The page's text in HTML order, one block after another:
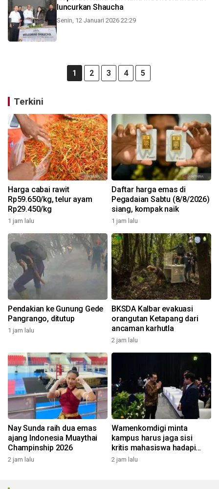
luncurkan Shaucha
Senin, 12 Januari 2026 22:29
1 2 3 4 5
Terkini
Harga cabai rawit
Rp59.650/kg, telur ayam
Rp29.450/kg
1 jam lalu
Daftar harga emas di
Pegadaian Sabtu (8/8/2026)
siang, kompak naik
1 jam lalu
Pendakian ke Gunung Gede
Pangrango, ditutup
1 jam lalu
BKSDA Kalbar evakuasi
orangutan Ketapang dari
ancaman karhutla
2 jam lalu
Nay Sunda raih dua emas
ajang Indonesia Muaythai
Champinship 2026
2 jam lalu
Wamenkomdigi minta
kampus harus jaga sisi
kritis mahasiswa hadapi
Gen AI
2 jam lalu